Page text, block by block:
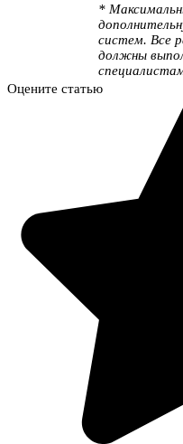
*
систем. Все
должны
Оцените статью